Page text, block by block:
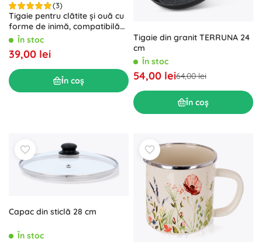
(3)
Tigaie pentru clătite și ouă cu
forme de inimă, compatibilă
cu inducția
În stoc
39,00 lei
În coș
Tigaie din granit TERRUNA 24
cm
În stoc
54,00 lei64,00 lei
În coș
Capac din sticlă 28 cm
În stoc